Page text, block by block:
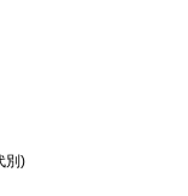
別)